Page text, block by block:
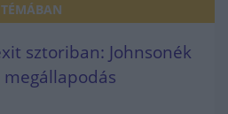
sztoriban: Johnsonék